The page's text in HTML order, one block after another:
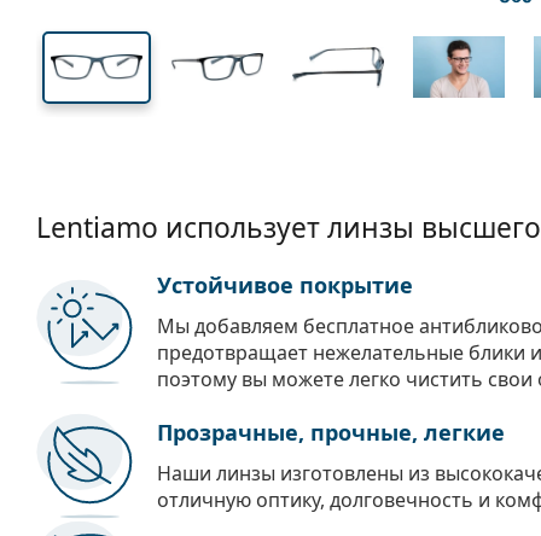
Lentiamo использует линзы высшего
Устойчивое покрытие
Мы добавляем бесплатное
предотвращает нежелательные блики
поэтому вы можете легко чистить свои
Прозрачные, прочные, легкие
Наши линзы изготовлены из
отличную оптику, долговечность и